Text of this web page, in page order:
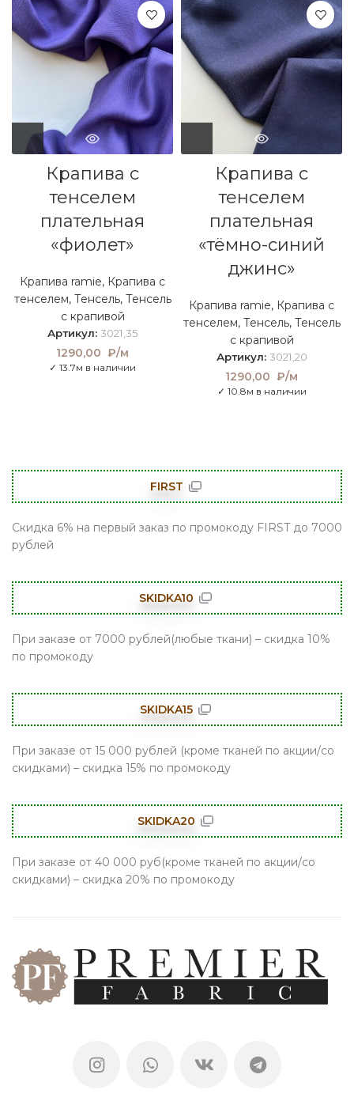
Крапива с
тенселем
плательная
«фиолет»
Крапива ramie, Крапива с
тенселем, Тенсель, Тенсель
с крапивой
Артикул: 3021,35
1290,00 ₽/м
✓ 13.7м в наличии
Крапива с
тенселем
плательная
«тёмно-синий
джинс»
Крапива ramie, Крапива с
тенселем, Тенсель, Тенсель
с крапивой
Артикул: 3021,20
1290,00 ₽/м
✓ 10.8м в наличии
FIRST
Скидка 6% на первый заказ по промокоду FIRST до 7000
рублей
SKIDKA10
При заказе от 7000 рублей(любые ткани) – скидка 10%
по промокоду
SKIDKA15
При заказе от 15 000 рублей (кроме тканей по акции/со
скидками) – скидка 15% по промокоду
SKIDKA20
При заказе от 40 000 руб(кроме тканей по акции/со
скидками) – скидка 20% по промокоду